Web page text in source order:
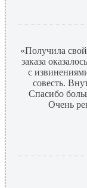
«Получила
заказа
с
совесть.
Спасибо
Очень